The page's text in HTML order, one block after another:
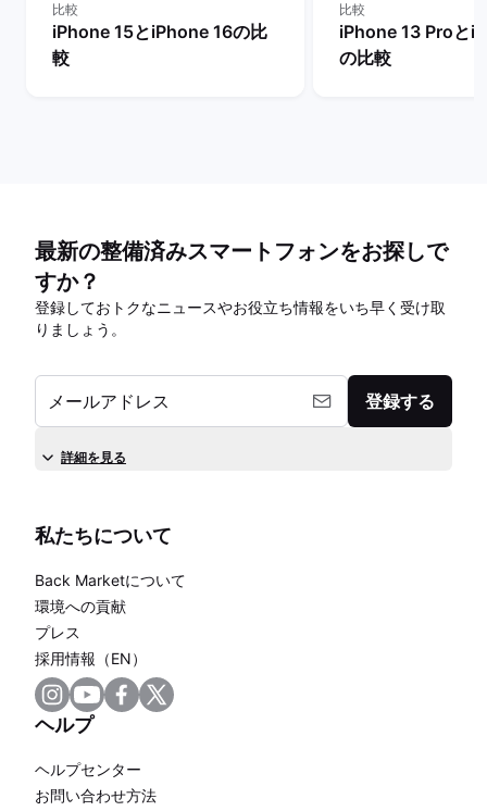
比較
iPhone 15とiPhone 16の比
較
比較
iPhone 13 Proと
の比較
最新の整備済みスマートフォンをお探しで
すか？
登録しておトクなニュースやお役立ち情報をいち早く受け取
りましょう。
メールアドレス 登録する
詳細を見る
私たちについて
Back Marketについて
環境への貢献
プレス
採用情報（EN）
ヘルプ
ヘルプセンター
お問い合わせ方法